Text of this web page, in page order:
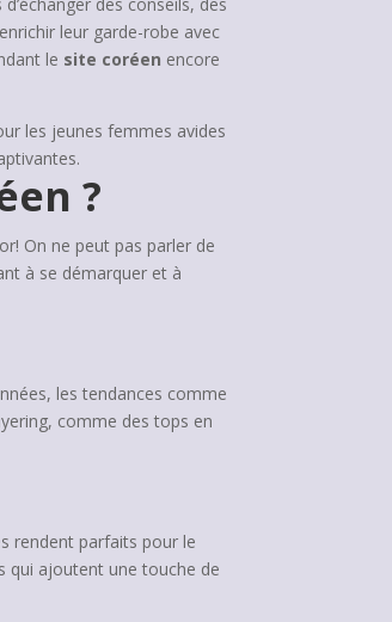
leur garde-robe avec
le site coréen encore
les jeunes femmes avides
?
On ne peut pas parler de
à se démarquer et à
les tendances comme
comme des tops en
rendent parfaits pour le
qui ajoutent une touche de